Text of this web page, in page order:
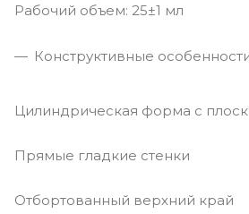
Рабочий объем: 25±1 мл
Конструктивные
Цилиндрическая форма с
Прямые гладкие стенки
Отбортованный верхний край